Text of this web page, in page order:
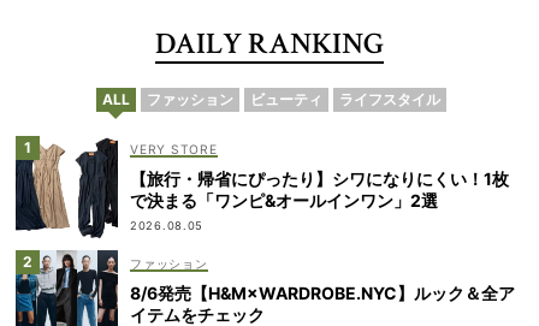
DAILY RANKING
ALL ファッション ビューティ ライフスタイル
VERY STORE
【旅行・帰省にぴったり】シワになりにくい！1枚
で決まる「ワンピ&オールインワン」2選
2026.08.05
ファッション
8/6発売【H&M×WARDROBE.NYC】ルック＆全ア
イテムをチェック